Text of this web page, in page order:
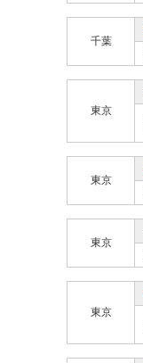
千葉
東京
東京
東京
東京